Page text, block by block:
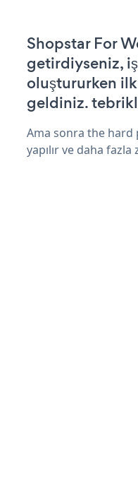
Shopstar For
getirdiyseniz,
oluştururken
geldiniz.
Ama sonra the hard
yapılır ve daha